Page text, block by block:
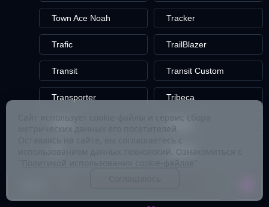
Town Ace Noah Tracker
Trafic TrailBlazer
Transit Transit Custom
Transporter Tribeca
Triber Tribute
TT Tucson
Сайт использует cookie-файлы и сервис сбора
метрических данных его посетителей.
использованием данных технологий. Ознакомиться с
Политикой использования cookie-файлов